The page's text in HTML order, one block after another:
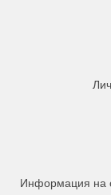
Информация на